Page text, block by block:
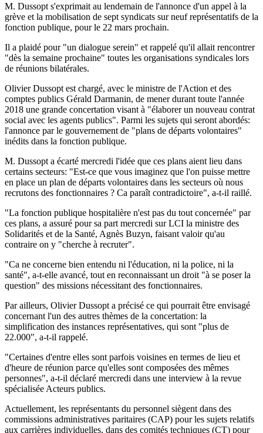
M. Dussopt s'exprimait au lendemain de l'annonce d'un appel à la
grève et la mobilisation de sept syndicats sur neuf représentatifs de la
fonction publique, pour le 22 mars prochain.
Il a plaidé pour "un dialogue serein" et rappelé qu'il allait rencontrer
"dès la semaine prochaine" toutes les organisations syndicales lors
de réunions bilatérales.
Olivier Dussopt est chargé, avec le ministre de l'Action et des
comptes publics Gérald Darmanin, de mener durant toute l'année
2018 une grande concertation visant à "élaborer un nouveau contrat
social avec les agents publics". Parmi les sujets qui seront abordés:
l'annonce par le gouvernement de "plans de départs volontaires"
inédits dans la fonction publique.
M. Dussopt a écarté mercredi l'idée que ces plans aient lieu dans
certains secteurs: "Est-ce que vous imaginez que l'on puisse mettre
en place un plan de départs volontaires dans les secteurs où nous
recrutons des fonctionnaires ? Ca paraît contradictoire", a-t-il raillé.
"La fonction publique hospitalière n'est pas du tout concernée" par
ces plans, a assuré pour sa part mercredi sur LCI la ministre des
Solidarités et de la Santé, Agnès Buzyn, faisant valoir qu'au
contraire on y "cherche à recruter".
"Ca ne concerne bien entendu ni l'éducation, ni la police, ni la
santé", a-t-elle avancé, tout en reconnaissant un droit "à se poser la
question" des missions nécessitant des fonctionnaires.
Par ailleurs, Olivier Dussopt a précisé ce qui pourrait être envisagé
concernant l'un des autres thèmes de la concertation: la
simplification des instances représentatives, qui sont "plus de
22.000", a-t-il rappelé.
"Certaines d'entre elles sont parfois voisines en termes de lieu et
d'heure de réunion parce qu'elles sont composées des mêmes
personnes", a-t-il déclaré mercredi dans une interview à la revue
spécialisée Acteurs publics.
Actuellement, les représentants du personnel siègent dans des
commissions administratives paritaires (CAP) pour les sujets relatifs
aux carrières individuelles, dans des comités techniques (CT) pour